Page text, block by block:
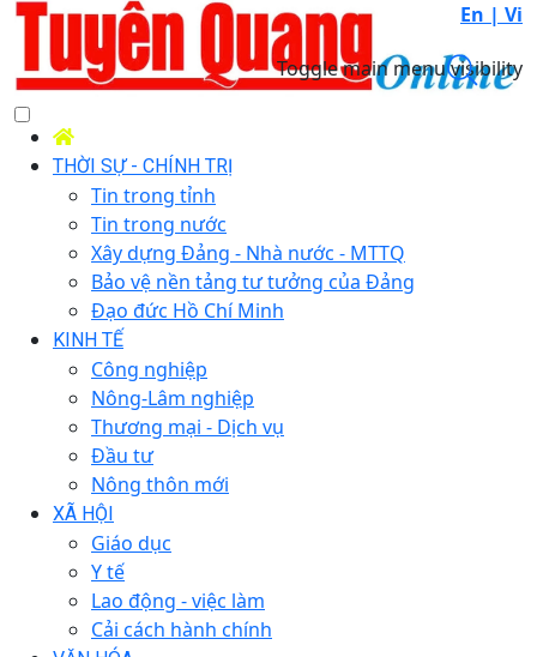
En | Vi
Toggle main menu visibility
THỜI SỰ - CHÍNH TRỊ
Tin trong tỉnh
Tin trong nước
Xây dựng Đảng - Nhà nước - MTTQ
Bảo vệ nền tảng tư tưởng của Đảng
Đạo đức Hồ Chí Minh
KINH TẾ
Công nghiệp
Nông-Lâm nghiệp
Thương mại - Dịch vụ
Đầu tư
Nông thôn mới
XÃ HỘI
Giáo dục
Y tế
Lao động - việc làm
Cải cách hành chính